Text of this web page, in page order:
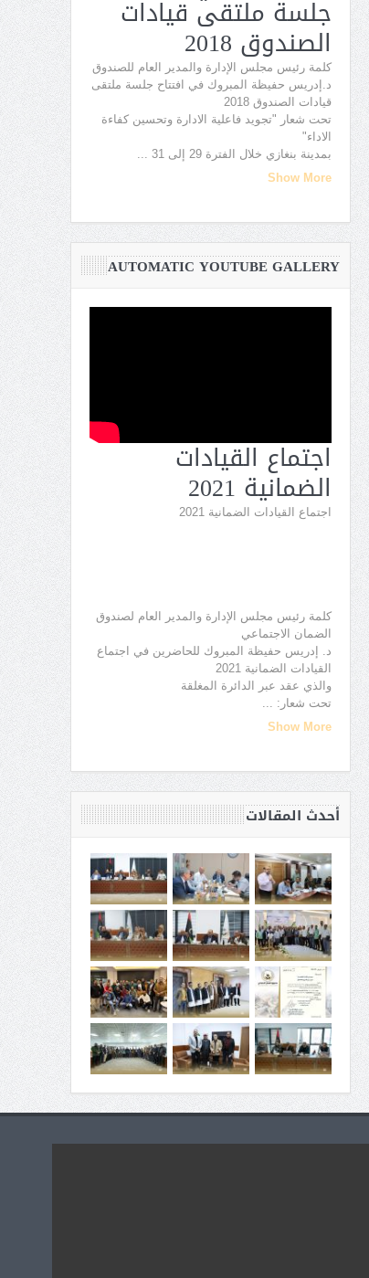
جلسة ملتقى قيادات
الصندوق 2018
كلمة رئيس مجلس الإدارة والمدير العام للصندوق
د.إدريس حفيظة المبروك في افتتاح جلسة ملتقى
قيادات الصندوق 2018
تحت شعار "تجويد فاعلية الادارة وتحسين كفاءة
الاداء"
بمدينة بنغازي خلال الفترة 29 إلى 31
...
Show More
AUTOMATIC YOUTUBE GALLERY
اجتماع القيادات
الضمانية 2021
اجتماع القيادات الضمانية 2021
كلمة رئيس مجلس الإدارة والمدير العام لصندوق
الضمان الاجتماعي
د. إدريس حفيظة المبروك للحاضرين في اجتماع
القيادات الضمانية 2021
والذي عقد عبر الدائرة المغلقة
تحت شعار: ...
Show More
أحدث المقالات